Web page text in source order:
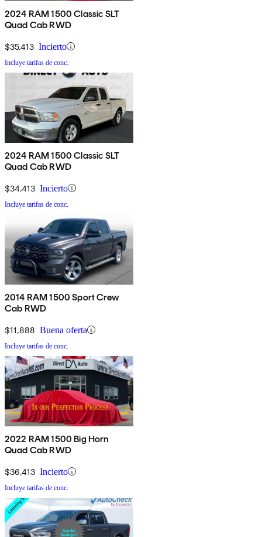
2024 RAM 1500 Classic SLT
Quad Cab RWD
$35,413 Incierto
Incluye tarifas de conc.
2024 RAM 1500 Classic SLT
Quad Cab RWD
$34,413 Incierto
Incluye tarifas de conc.
2014 RAM 1500 Sport Crew
Cab RWD
$11,888 Buena oferta
Incluye tarifas de conc.
2022 RAM 1500 Big Horn
Quad Cab RWD
$36,413 Incierto
Incluye tarifas de conc.